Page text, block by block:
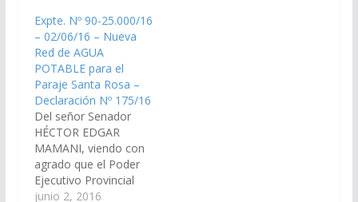
Ministerio de Ambiente
y Producción
Sustentable incluya en
ley de Presupuesto
2.017 la Obra
PROVISION DE AGUA
POTABLE PARA EL…
Expte. Nº 90-25.000/16
– 02/06/16 – Nueva
Red de AGUA
POTABLE para el
Paraje Santa Rosa –
Declaración Nº 175/16
Del señor Senador
HÉCTOR EDGAR
MAMANI, viendo con
agrado que el Poder
Ejecutivo Provincial
incluya en el "PLAN
junio 2, 2016